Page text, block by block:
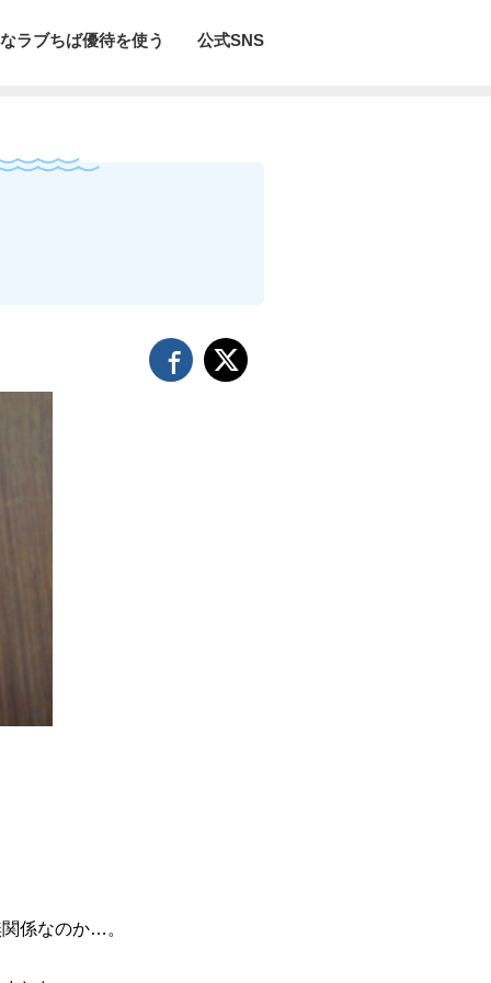
ラブちば優待を使う 公式SNS
係なのか…。